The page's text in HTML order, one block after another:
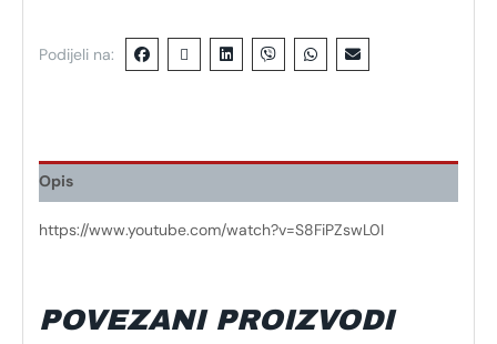
Podijeli na:
Opis
https://www.youtube.com/watch?v=S8FiPZswL0I
POVEZANI PROIZVODI